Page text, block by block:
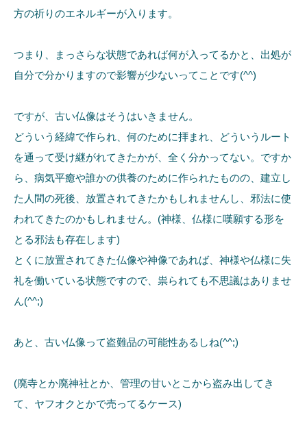
方の祈りのエネルギーが入ります。
つまり、まっさらな状態であれば何が入ってるかと、出処が
自分で分かりますので影響が少ないってことです(^^)
ですが、古い仏像はそうはいきません。
どういう経緯で作られ、何のために拝まれ、どういうルート
を通って受け継がれてきたかが、全く分かってない。ですか
ら、病気平癒や誰かの供養のために作られたものの、建立し
た人間の死後、放置されてきたかもしれませんし、邪法に使
われてきたのかもしれません。(神様、仏様に嘆願する形を
とる邪法も存在します)
とくに放置されてきた仏像や神像であれば、神様や仏様に失
礼を働いている状態ですので、祟られても不思議はありませ
ん(^^;)
あと、古い仏像って盗難品の可能性あるしね(^^;)
(廃寺とか廃神社とか、管理の甘いとこから盗み出してき
て、ヤフオクとかで売ってるケース)